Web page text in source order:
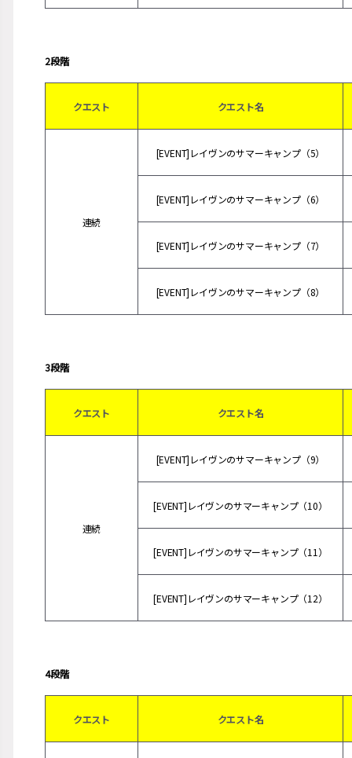
2段階
クエスト クエスト名
連続
[EVENT]レイヴンのサマーキャンプ（5）
[EVENT]レイヴンのサマーキャンプ（6）
[EVENT]レイヴンのサマーキャンプ（7）
[EVENT]レイヴンのサマーキャンプ（8）
3段階
クエスト クエスト名
連続
[EVENT]レイヴンのサマーキャンプ（9）
[EVENT]レイヴンのサマーキャンプ（10）
[EVENT]レイヴンのサマーキャンプ（11）
[EVENT]レイヴンのサマーキャンプ（12）
4段階
クエスト クエスト名